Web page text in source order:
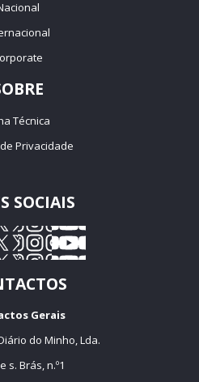
Técnica
Privacidade
SOCIAIS
Gerais
do Minho, Lda.
s. Brás, n.º1